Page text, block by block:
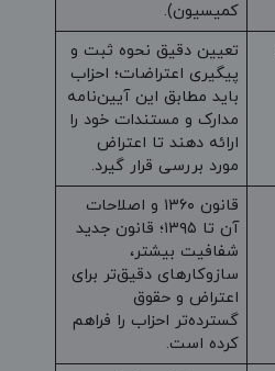
کمیسیون).
تعیین دقیق نحوه ثبت و
پیگیری اعتراضات؛ احزاب
باید مطابق این آیین‌نامه
مدارک و مستندات خود را
ارائه دهند تا اعتراض
مورد بررسی قرار گیرد.
قانون ۱۳۶۰ و اصلاحات
آن تا ۱۳۹۵؛ قانون جدید
شفافیت بیشتر،
سازوکارهای دقیق‌تر برای
اعتراض و حقوق
گسترده‌تر احزاب را فراهم
کرده است.